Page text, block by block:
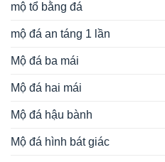
mộ tổ bằng đá
mộ đá an táng 1 lần
Mộ đá ba mái
Mộ đá hai mái
Mộ đá hậu bành
Mộ đá hình bát giác